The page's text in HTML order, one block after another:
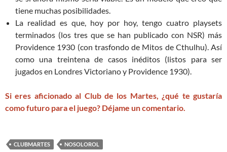
tiene muchas posibilidades.
La realidad es que, hoy por hoy, tengo cuatro playsets
terminados (los tres que se han publicado con NSR) más
Providence 1930 (con trasfondo de Mitos de Cthulhu). Así
como una treintena de casos inéditos (listos para ser
jugados en Londres Victoriano y Providence 1930).
Si eres aficionado al Club de los Martes, ¿qué te gustaría
como futuro para el juego? Déjame un comentario.
CLUBMARTES NOSOLOROL